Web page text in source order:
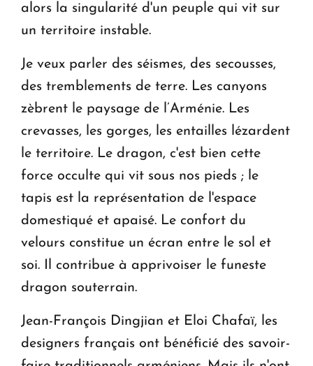
alors la singularité d'un peuple qui vit sur
un territoire instable.
Je veux parler des séismes, des secousses,
des tremblements de terre. Les canyons
zèbrent le paysage de l’Arménie. Les
crevasses, les gorges, les entailles lézardent
le territoire. Le dragon, c'est bien cette
force occulte qui vit sous nos pieds ; le
tapis est la représentation de l'espace
domestiqué et apaisé. Le confort du
velours constitue un écran entre le sol et
soi. Il contribue à apprivoiser le funeste
dragon souterrain.
Jean-François Dingjian et Eloi Chafaï, les
designers français ont bénéficié des savoir-